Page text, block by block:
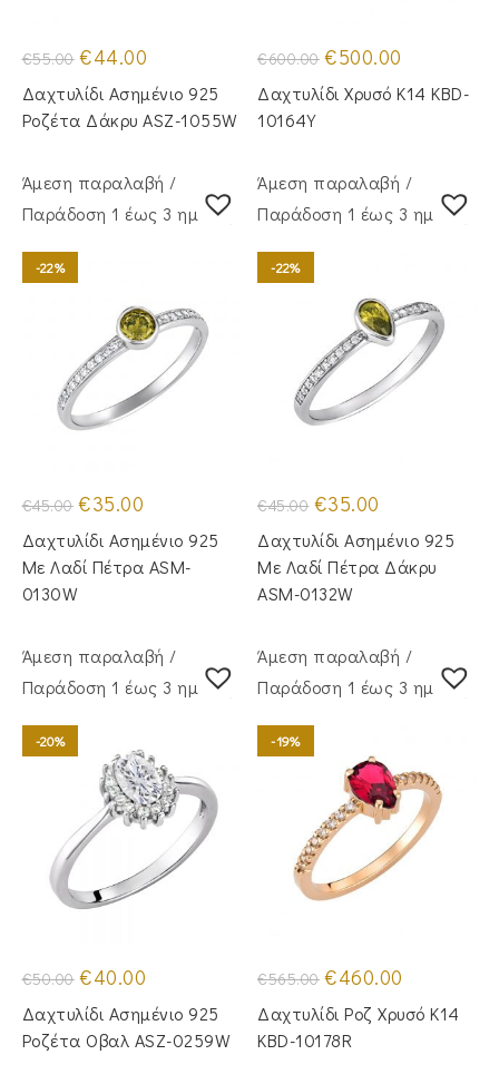
€55.00 Original
price
was:
€55.00.
€44.00
τιμή
είναι:
€44.00.
Δαχτυλίδι Ασημένιο 925
Ροζέτα Δάκρυ ASZ-1055W
€600.00 Original
price
was:
€600.00.
€500.00
τιμή
είναι:
Δαχτυλίδι Χρυσό Κ14 KBD-
10164Y
Άμεση παραλαβή /
Παράδoση 1 έως 3 ημέρες
-22%
€45.00 Original
price
was:
€45.00.
€35.00
τιμή
είναι:
€35.00.
Δαχτυλίδι Ασημένιο 925
Με Λαδί Πέτρα ASM-
0130W
Άμεση παραλαβή /
Παράδoση 1 έως 3 ημέρες
-22%
€45.00 Original
price
was:
€45.00.
€35.00
τιμή
είναι:
€35.00.
Δαχτυλίδι Ασημένιο 925
Με Λαδί Πέτρα Δάκρυ
ASM-0132W
Άμεση παραλαβή /
Παράδoση 1 έως 3 ημέρες
-20%
€50.00 Original
price
was:
€50.00.
€40.00
τιμή
είναι:
€40.00.
Δαχτυλίδι Ασημένιο 925
Ροζέτα Οβαλ ASZ-0259W
Άμεση παραλαβή /
Παράδoση 1 έως 3 ημέρες
-19%
€565.00 Original
price
was:
€565.00.
€460.00
τιμή
είναι:
Δαχτυλίδι Ροζ Χρυσό Κ14
KBD-10178R